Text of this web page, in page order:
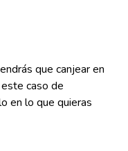
que canjear en
caso de
en lo que quieras